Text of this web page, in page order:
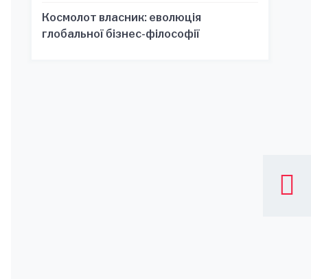
Космолот власник: еволюція
глобальної бізнес-філософії